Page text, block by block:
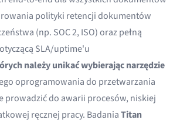
polityki retencji dokumentów
(np. SOC 2, ISO) oraz pełną
SLA/uptime'u
należy unikać wybierając narzędzie
oprogramowania do przetwarzania
prowadzić do awarii procesów, niskiej
ręcznej pracy. BadaniaTitan